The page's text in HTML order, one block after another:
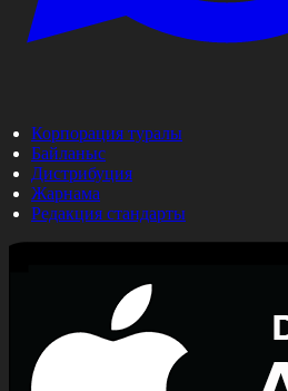
Корпорация туралы
Байланыс
Дистрибуция
Жарнама
Редакция стандарты